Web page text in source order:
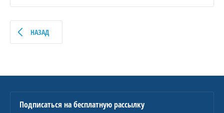
НАЗАД
Подписаться на бесплатную рассылку